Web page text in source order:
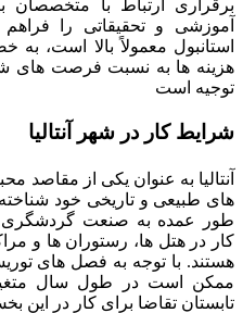
برقراری ارتباط با متخصصان
آموزشی و تحقیقاتی را
استانبول معمولاً بالا است،
هزینه‌ ها به نسبت فرصت‌ های
توجیه است​
شرایط کار در شهر آنتالیا
آنتالیا به عنوان یکی از مقاصد
های طبیعی و تاریخی خود
طور عمده به صنعت گردشگری
کار در هتل‌ ها، رستوران‌ ها و
هستند. با توجه به فصل‌ های
ممکن است در طول سال
تابستان تقاضا برای کار در این